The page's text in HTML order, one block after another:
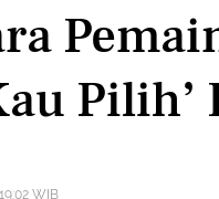
WIB